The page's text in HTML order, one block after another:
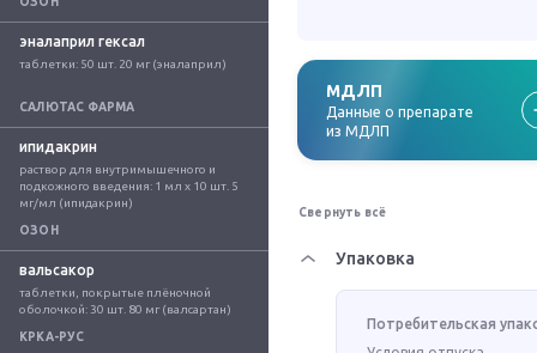
эналаприл гексал
таблетки: 50 шт. 20 мг (эналаприл)
САЛЮТАС ФАРМА
ипидакрин
раствор для внутримышечного и
подкожного введения: 1 мл x 10 шт. 5
мг/мл (ипидакрин)
ОЗОН
вальсакор
таблетки, покрытые плёночной
оболочкой: 30 шт. 80 мг (валсартан)
КРКА-РУС
МДЛП
Данные о препарате
из МДЛП
Свернуть всё
Упаковка
Потребительская